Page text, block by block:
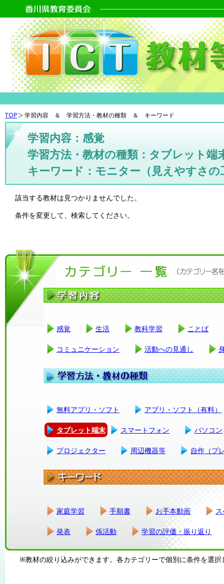
TOP 学習内容 ＆ 学習方法・教材の種類 ＆ キーワード
学習内容：感覚
学習方法・教材の種類：タブレット端
キーワード：モニター（見えやすさの
該当する教材は見つかりませんでした。
条件を変更して、検索してください。
感覚 生活 教科学習 ことば
コミュニケーション 活動への見通し
無料アプリ・ソフト アプリ・ソフト（有料）
タブレット端末 スマートフォン パソコン
プロジェクター 周辺機器等 自作（プ
家庭学習 手順書 お手本動画
発表 係活動 学習の評価・振り返り
※教材の絞り込みができます。各カテゴリーで個別に条件を選択